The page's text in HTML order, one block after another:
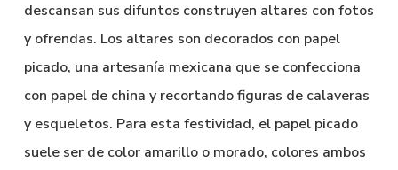
descansan sus difuntos construyen altares con fotos
y ofrendas. Los altares son decorados con papel
picado, una artesanía mexicana que se confecciona
con papel de china y recortando figuras de calaveras
y esqueletos. Para esta festividad, el papel picado
suele ser de color amarillo o morado, colores ambos